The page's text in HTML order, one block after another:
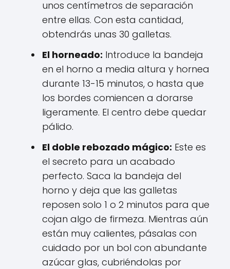
unos centímetros de separación
entre ellas. Con esta cantidad,
obtendrás unas 30 galletas.
El horneado: Introduce la bandeja
en el horno a media altura y hornea
durante 13-15 minutos, o hasta que
los bordes comiencen a dorarse
ligeramente. El centro debe quedar
pálido.
El doble rebozado mágico: Este es
el secreto para un acabado
perfecto. Saca la bandeja del
horno y deja que las galletas
reposen solo 1 o 2 minutos para que
cojan algo de firmeza. Mientras aún
están muy calientes, pásalas con
cuidado por un bol con abundante
azúcar glas, cubriéndolas por